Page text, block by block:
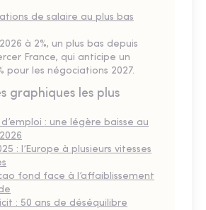
de salaire au plus bas
à 2%, un plus bas depuis
France, qui anticipe un
pour les négociations 2027.
graphiques les plus
: une légère baisse au
: l’Europe à plusieurs vitesses
fond face à l’affaiblissement
: 50 ans de déséquilibre